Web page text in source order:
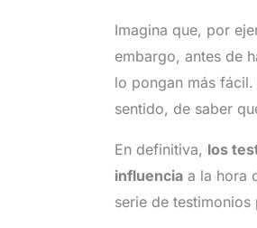
Imagina que, por
embargo, antes de
lo pongan más
sentido, de saber
En definitiva, los
influenciaa la hora
serie de